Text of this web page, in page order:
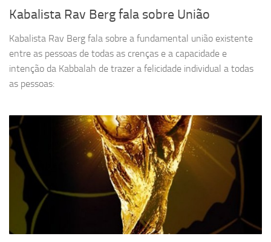
Kabalista Rav Berg fala sobre União
Kabalista Rav Berg fala sobre a fundamental união existente
entre as pessoas de todas as crenças e a capacidade e
intenção da Kabbalah de trazer a felicidade individual a todas
as pessoas: